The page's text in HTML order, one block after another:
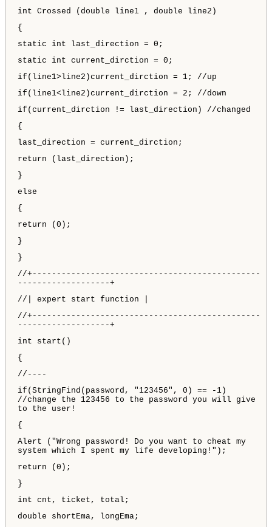
int Crossed (double line1 , double line2)
{
static int last_direction = 0;
static int current_dirction = 0;
if(line1>line2)current_dirction = 1; //up
if(line1<line2)current_dirction = 2; //down
if(current_dirction != last_direction) //changed
{
last_direction = current_dirction;
return (last_direction);
}
else
{
return (0);
}
}
//+-----------------------------------------------
-------------------+
//| expert start function |
//+-----------------------------------------------
-------------------+
int start()
{
//----
if(StringFind(password, "123456", 0) == -1)
//change the 123456 to the password you will give
to the user!
{
Alert ("Wrong password! Do you want to cheat my
system which I spent my life developing!");
return (0);
}
int cnt, ticket, total;
double shortEma, longEma;